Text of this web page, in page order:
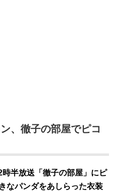
、徹子の部屋でピコ
半放送「徹子の部屋」にピ
なパンダをあしらった衣装